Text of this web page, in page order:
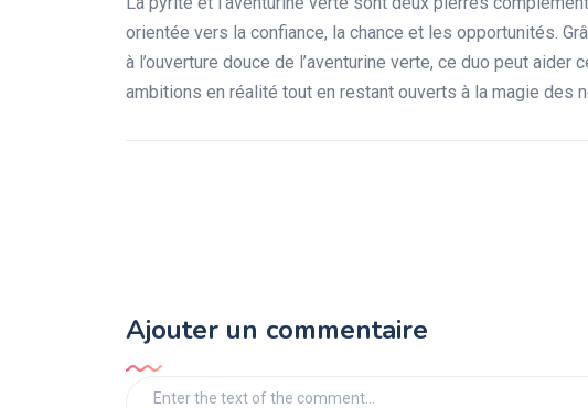
orientée vers la confiance, la chance et les opportunités.
à l’ouverture douce de l’aventurine verte, ce duo peut
ambitions en réalité tout en restant ouverts à la magie des
Ajouter un commentaire